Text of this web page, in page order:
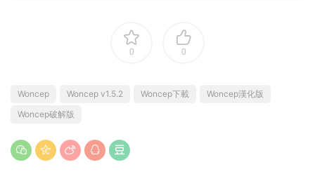
0 0
Woncep Woncep v1.5.2 Woncep下載
Woncep漢化版
Woncep破解版